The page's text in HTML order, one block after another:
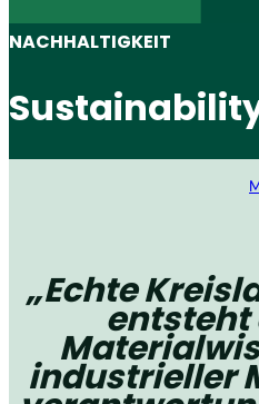
NACHHALTIGKEIT
„Echte
entsteht
industrieller